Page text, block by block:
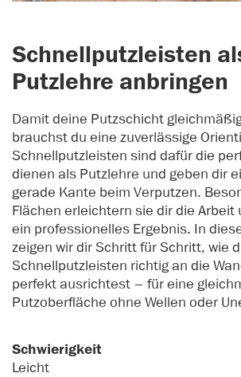
Schnellputzleisten
Putzlehre anbringen
Damit deine Putzschicht
brauchst du eine zuverlässige
Schnellputzleisten sind dafür die
dienen als Putzlehre und geben dir
gerade Kante beim Verputzen.
Flächen erleichtern sie dir die Arbeit
ein professionelles Ergebnis. In
zeigen wir dir Schritt für Schritt, wie
Schnellputzleisten richtig an die
perfekt ausrichtest – für eine
Putzoberfläche ohne Wellen oder
Schwierigkeit
Leicht